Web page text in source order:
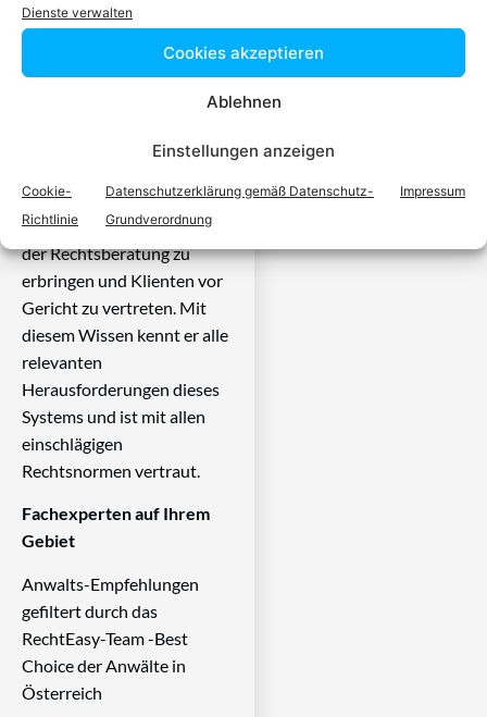
Dienste verwalten
Cookies akzeptieren
Ablehnen
Einstellungen anzeigen
Cookie-
Richtlinie
Datenschutzerklärung gemäß Datenschutz-
Grundverordnung
Impressum
Ein zugelassener Anwalt /
zu beraten und Klienten vor
seine Aufgabe,
Dienstleistungen im Bereich
der Rechtsberatung zu
erbringen und Klienten vor
Gericht zu vertreten. Mit
diesem Wissen kennt er alle
relevanten
Herausforderungen dieses
Systems und ist mit allen
einschlägigen
Rechtsnormen vertraut.
Fachexperten auf Ihrem
Gebiet
Anwalts-Empfehlungen
gefiltert durch das
RechtEasy-Team -Best
Choice der Anwälte in
Österreich